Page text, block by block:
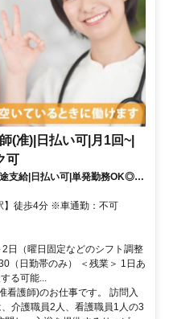
(准)|日払い可|月1回~|
可
支給|日払い可|単発勤務OK◎都
ク|休業補償有で安心！【富田
口駅】徒歩4分 ※車通勤：不可
日（曜日固定などのシフト調整
（日勤帯のみ） ＜残業＞ 1日あ
る可能...
看護師)のお仕事です。 訪問入
介護職員2人、看護職員1人の3